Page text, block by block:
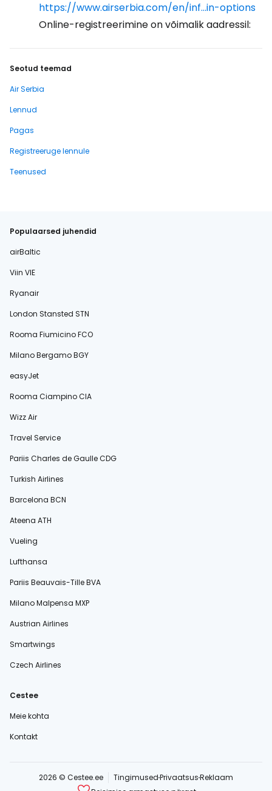
https://www.airserbia.com/en/inf...in-options
Online-registreerimine on võimalik aadressil:
Seotud teemad
Air Serbia
Lennud
Pagas
Registreeruge lennule
Teenused
Populaarsed juhendid
airBaltic
Viin VIE
Ryanair
London Stansted STN
Rooma Fiumicino FCO
Milano Bergamo BGY
easyJet
Rooma Ciampino CIA
Wizz Air
Travel Service
Pariis Charles de Gaulle CDG
Turkish Airlines
Barcelona BCN
Ateena ATH
Vueling
Lufthansa
Pariis Beauvais-Tille BVA
Milano Malpensa MXP
Austrian Airlines
Smartwings
Czech Airlines
Cestee
Meie kohta
Kontakt
2026 © Cestee.ee TingimusedPrivaatsusReklaam